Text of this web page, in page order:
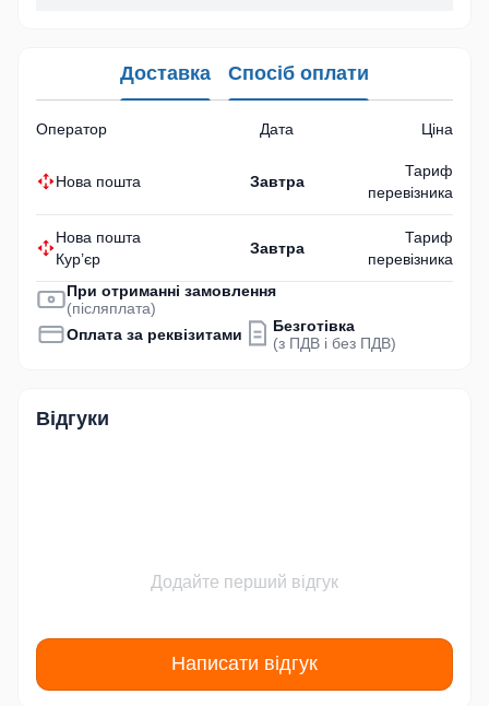
Доставка Спосіб оплати
Оператор Дата Ціна
Нова пошта Завтра
Тариф
перевізника
Нова пошта
Кур’єр
Завтра
Тариф
перевізника
При отриманні замовлення
(післяплата)
Оплата за реквізитами
Безготівка
(з ПДВ і без ПДВ)
Відгуки
Додайте перший відгук
Написати відгук